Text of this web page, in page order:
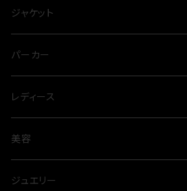
ジャケット
パーカー
レディース
ワンピース
プリーツ
パンツ
美容
オイル
ジュエリー